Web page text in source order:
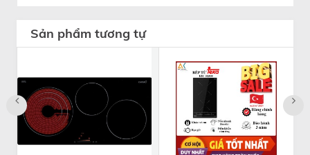
Sản phẩm tương tự